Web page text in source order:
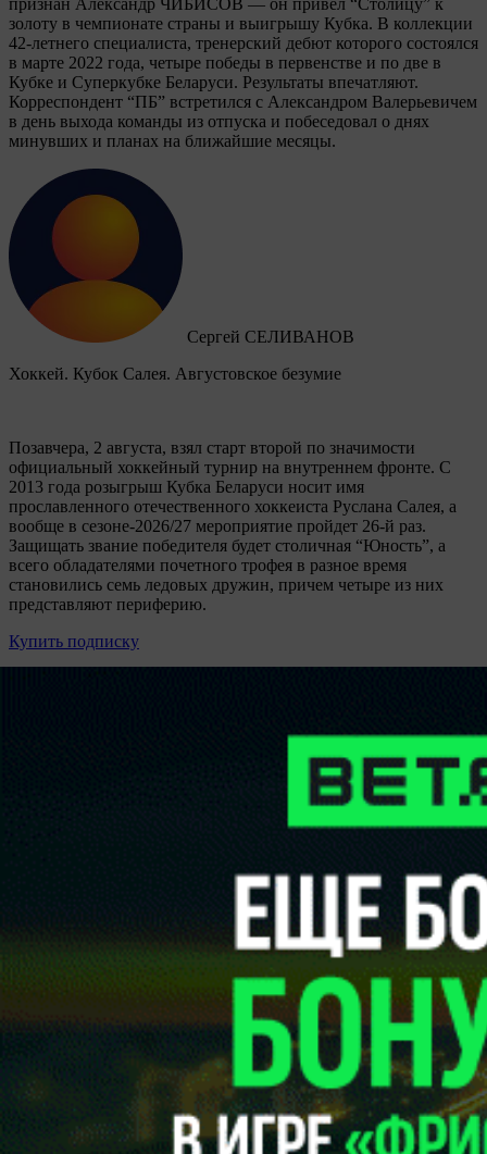
золоту в чемпионате страны и выигрышу Кубка. В коллекции
42-летнего специалиста, тренерский дебют которого состоялся
в марте 2022 года, четыре победы в первенстве и по две в
Кубке и Суперкубке Беларуси. Результаты впечатляют.
Корреспондент “ПБ” встретился с Александром Валерьевичем
в день выхода команды из отпуска и побеседовал о днях
минувших и планах на ближайшие месяцы.
Сергей СЕЛИВАНОВ
Хоккей. Кубок Салея. Августовское безумие
Позавчера, 2 августа, взял старт второй по значимости
официальный хоккейный турнир на внутреннем фронте. C
2013 года розыгрыш Кубка Беларуси носит имя
прославленного отечественного хоккеиста Руслана Салея, а
вообще в сезоне-2026/27 мероприятие пройдет 26-й раз.
Защищать звание победителя будет столичная “Юность”, а
всего обладателями почетного трофея в разное время
становились семь ледовых дружин, причем четыре из них
представляют периферию.
Купить подписку
ООО "Прессбол-91", УНП 191094987, Республика Беларусь, г.
Минск, пр. Победителей, 20/3-221. Газета зарегистрирована
Министерством информации Республики Беларусь и внесена
в Государственный реестр СМИ за №540. © 2002-2021
Вход
Регистрация